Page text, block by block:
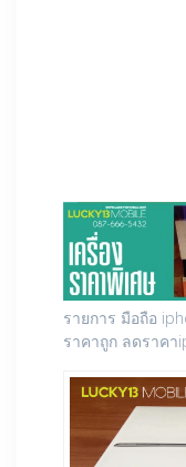
รายการ มือถือ
ราคาถูก ลดราคา